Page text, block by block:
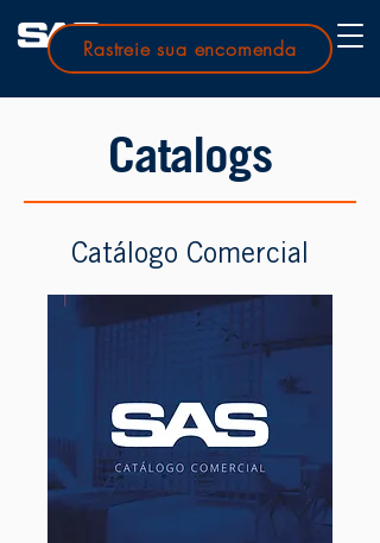
Rastreie sua encomenda
Catalogs
Catálogo Comercial